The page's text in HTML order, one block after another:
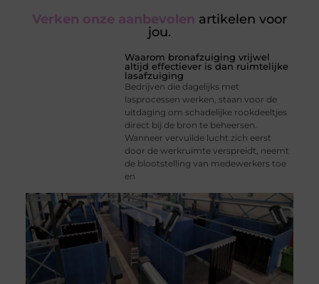
Verken onze aanbevolen artikelen voor
jou.
Waarom bronafzuiging vrijwel
altijd effectiever is dan ruimtelijke
lasafzuiging
Bedrijven die dagelijks met
lasprocessen werken, staan voor de
uitdaging om schadelijke rookdeeltjes
direct bij de bron te beheersen.
Wanneer vervuilde lucht zich eerst
door de werkruimte verspreidt, neemt
de blootstelling van medewerkers toe
en